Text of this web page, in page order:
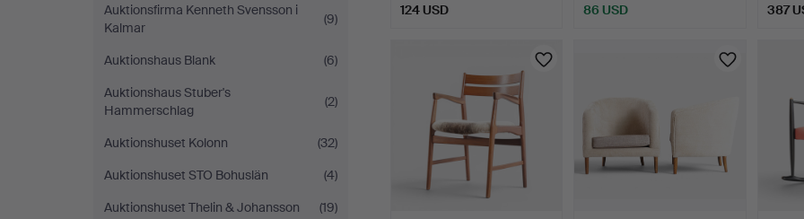
Auktionsfirma Kenneth Svensson i
Kalmar
(9)
Auktionshaus Blank
(6)
Auktionshaus Stuber's
Hammerschlag
(2)
Auktionshuset Kolonn
(32)
Auktionshuset STO Bohuslän
(4)
Auktionshuset Thelin & Johansson
(19)
124 USD 86 USD 387